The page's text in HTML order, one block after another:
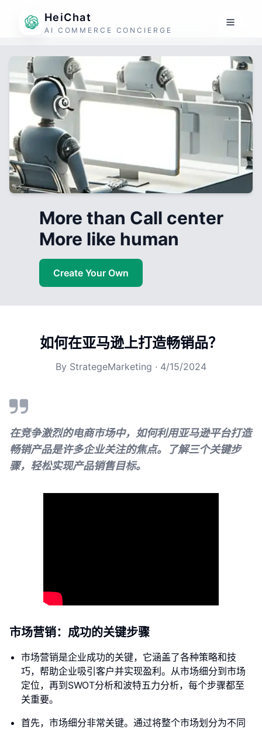
HeiChat
AI COMMERCE CONCIERGE
More than Call center
More like human
Create Your Own
如何在亚马逊上打造畅销品？
By StrategeMarketing · 4/15/2024
在竞争激烈的电商市场中，如何利用亚马逊平台打造
畅销产品是许多企业关注的焦点。了解三个关键步
骤，轻松实现产品销售目标。
市场营销：成功的关键步骤
市场营销是企业成功的关键，它涵盖了各种策略和技
巧，帮助企业吸引客户并实现盈利。从市场细分到市场
定位，再到SWOT分析和波特五力分析，每个步骤都至
关重要。
首先，市场细分非常关键。通过将整个市场划分为不同